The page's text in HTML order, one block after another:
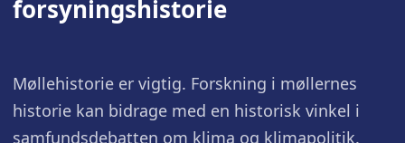
forsyningshistorie
Møllehistorie er vigtig. Forskning i møllernes
historie kan bidrage med en historisk vinkel i
samfundsdebatten om klima og klimapolitik.